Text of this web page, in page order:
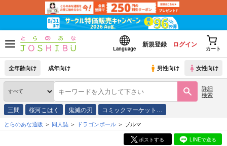
Language
新規登録 ログイン
カート
全年齢向け 成年向け 男性向け 女性向け
詳細
検索
三間 桜河こはく 鬼滅の刃 コミックマーケット…
とらのあな通販 同人誌 ドラゴンボール ブルマ
ポストする LINEで送る